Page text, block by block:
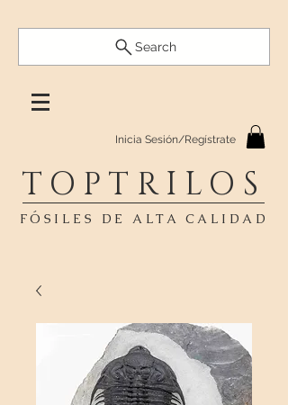
Search
Inicia Sesión/Regístrate
TOPTRILOS
FÓSILES DE ALTA CALIDAD